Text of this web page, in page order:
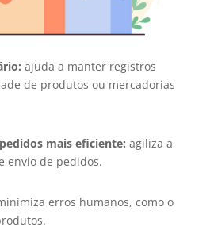
ajuda a manter registros
de produtos ou mercadorias
mais eficiente: agiliza a
envio de pedidos.
erros humanos, como o